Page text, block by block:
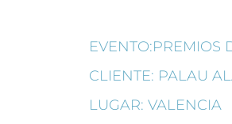
EVENTO:PREMIOS
CLIENTE: PALAU
LUGAR: VALENCIA